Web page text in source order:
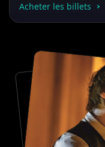
Acheter les billets